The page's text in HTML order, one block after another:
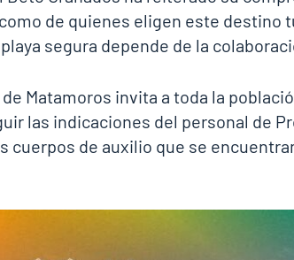
de quienes eligen este destino
segura depende de la
Matamoros invita a toda la
las indicaciones del personal de
cuerpos de auxilio que se